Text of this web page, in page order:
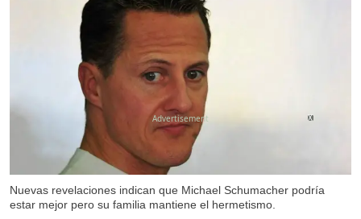
Nuevas revelaciones indican que Michael Schumacher podría
estar mejor pero su familia mantiene el hermetismo.
X